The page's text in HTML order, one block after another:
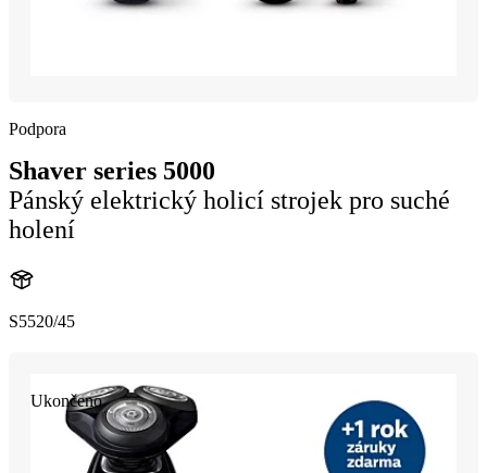
Podpora
Shaver series 5000
Pánský elektrický holicí strojek pro suché
holení
S5520/45
Ukončeno